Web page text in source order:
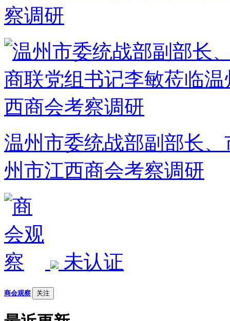
察调研
温州市委统战部副部长
州市江西商会考察调研
未认证
商会观察 关注